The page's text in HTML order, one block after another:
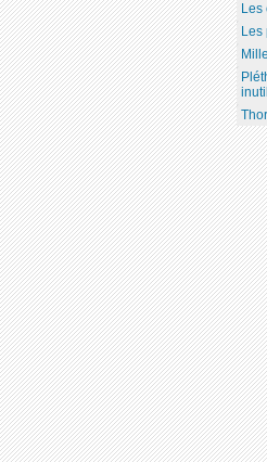
Les
Les